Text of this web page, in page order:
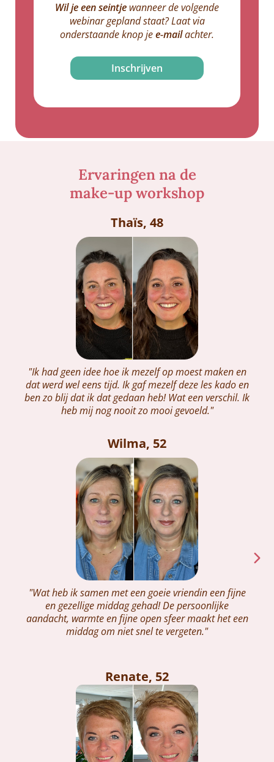
Wil je een seintje wanneer de volgende
webinar gepland staat? Laat via
onderstaande knop jee‑mailachter.
Inschrijven
Ervaringen na de
make-up workshop
Thaïs, 48
"Ik had geen idee hoe ik mezelf op moest maken en
dat werd wel eens tijd. Ik gaf mezelf deze les kado en
ben zo blij dat ik dat gedaan heb! Wat een verschil. Ik
heb mij nog nooit zo mooi gevoeld."
Wilma, 52
"Wat heb ik samen met een goeie vriendin een fijne
en gezellige middag gehad! De persoonlijke
aandacht, warmte en fijne open sfeer maakt het een
middag om niet snel te vergeten."
Renate, 52